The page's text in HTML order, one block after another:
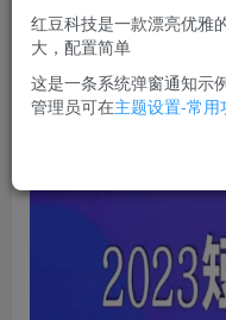
您当前未
短视频导流·私域变现先
红豆科技是一款漂亮优雅
大，配置简单
这是一条系统弹窗通知示
管理员可在主题设置-常